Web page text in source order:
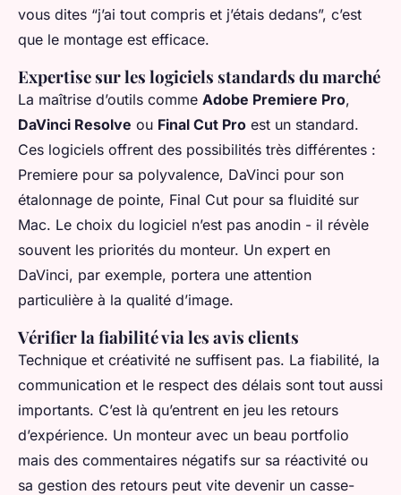
vous dites “j’ai tout compris et j’étais dedans”, c’est
que le montage est efficace.
Expertise sur les logiciels standards du marché
La maîtrise d’outils comme Adobe Premiere Pro,
DaVinci Resolve ou Final Cut Pro est un standard.
Ces logiciels offrent des possibilités très différentes :
Premiere pour sa polyvalence, DaVinci pour son
étalonnage de pointe, Final Cut pour sa fluidité sur
Mac. Le choix du logiciel n’est pas anodin - il révèle
souvent les priorités du monteur. Un expert en
DaVinci, par exemple, portera une attention
particulière à la qualité d’image.
Vérifier la fiabilité via les avis clients
Technique et créativité ne suffisent pas. La fiabilité, la
communication et le respect des délais sont tout aussi
importants. C’est là qu’entrent en jeu les retours
d’expérience. Un monteur avec un beau portfolio
mais des commentaires négatifs sur sa réactivité ou
sa gestion des retours peut vite devenir un casse-